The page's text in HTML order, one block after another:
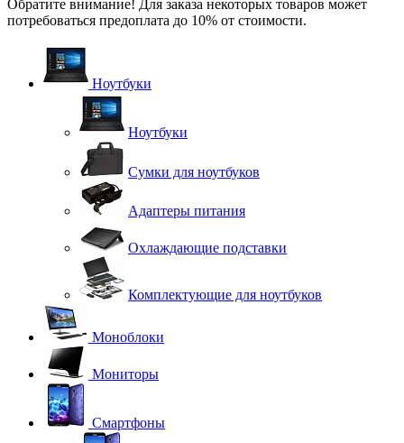
Обратите внимание! Для заказа некоторых товаров может
потребоваться предоплата до 10% от стоимости.
Ноутбуки
Ноутбуки
Сумки для ноутбуков
Адаптеры питания
Охлаждающие подставки
Комплектующие для ноутбуков
Моноблоки
Мониторы
Смартфоны